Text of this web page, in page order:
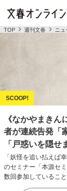
TOP 週刊文春 ニュ
《なかやまき
者が連続告発「
「戸惑いを隠せ
「妖怪を追い払えば
のセミナー「本源セ
数回参加しているこ
から、被害を訴…